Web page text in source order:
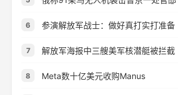
6 参演解放军战士：做好真打实打准备
7 解放军海报中三艘美军核潜艇被拦截
8 Meta数十亿美元收购Manus